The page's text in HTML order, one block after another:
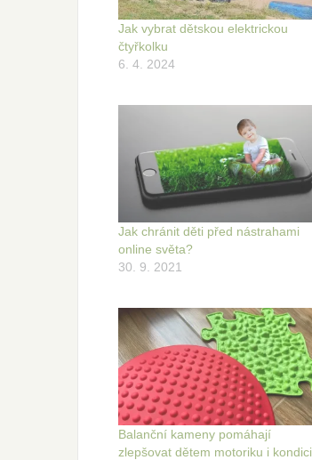
Jak vybrat dětskou elektrickou
čtyřkolku
6. 4. 2024
Jak chránit děti před nástrahami
online světa?
30. 9. 2021
Balanční kameny pomáhají
zlepšovat dětem motoriku i kondici